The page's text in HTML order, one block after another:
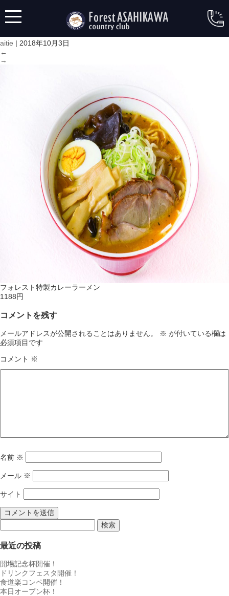
o09 施設-練習場
aitie | 2018年10月3日
←
→
フォレスト特製カレーラーメン
1188円
コメントを残す
メールアドレスが公開されることはありません。 ※ が付いている欄は
必須項目です
コメント ※
名前 ※
メール ※
サイト
索:
最近の投稿
開場記念杯開催！
ドリンクフェスタ開催！
食道楽コンペ開催！
本日オープン杯！